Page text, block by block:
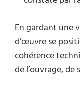
En gardant une
d’œuvre se
cohérence
de l’ouvrage, de